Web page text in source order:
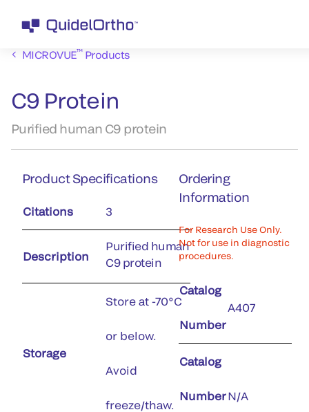
MICROVUE™Products
C9 Protein
Purified human C9 protein
Product Specifications
Citations 3
Description
Purified human
C9 protein
Storage
Store at -70°C
or below.
Avoid
freeze/thaw.
Ordering
Information
For Research Use Only.
Not for use in diagnostic
procedures.
Catalog
Number
A407
Catalog
NumberN/A